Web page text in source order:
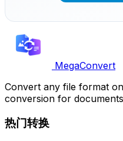
MegaConvert
Convert any file format
conversion for
热门转换